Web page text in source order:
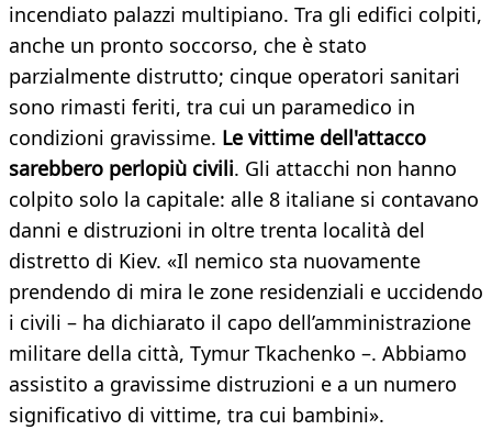
incendiato palazzi multipiano. Tra gli edifici colpiti,
anche un pronto soccorso, che è stato
parzialmente distrutto; cinque operatori sanitari
sono rimasti feriti, tra cui un paramedico in
condizioni gravissime. Le vittime dell'attacco
sarebbero perlopiù civili. Gli attacchi non hanno
colpito solo la capitale: alle 8 italiane si contavano
danni e distruzioni in oltre trenta località del
distretto di Kiev. «Il nemico sta nuovamente
prendendo di mira le zone residenziali e uccidendo
i civili – ha dichiarato il capo dell’amministrazione
militare della città, Tymur Tkachenko –. Abbiamo
assistito a gravissime distruzioni e a un numero
significativo di vittime, tra cui bambini».